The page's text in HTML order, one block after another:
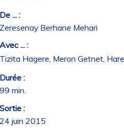
... :
Berhane Mehari
... :
Hagere, Meron Getnet,
:
min.
:
juin 2015